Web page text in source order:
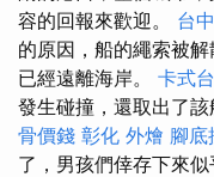
容的回報來歡迎。 台
的原因，船的繩索被
已經遠離海岸。 卡式
發生碰撞，還取出了
骨價錢 彰化 外燴 腳底
了，男孩們倖存下來